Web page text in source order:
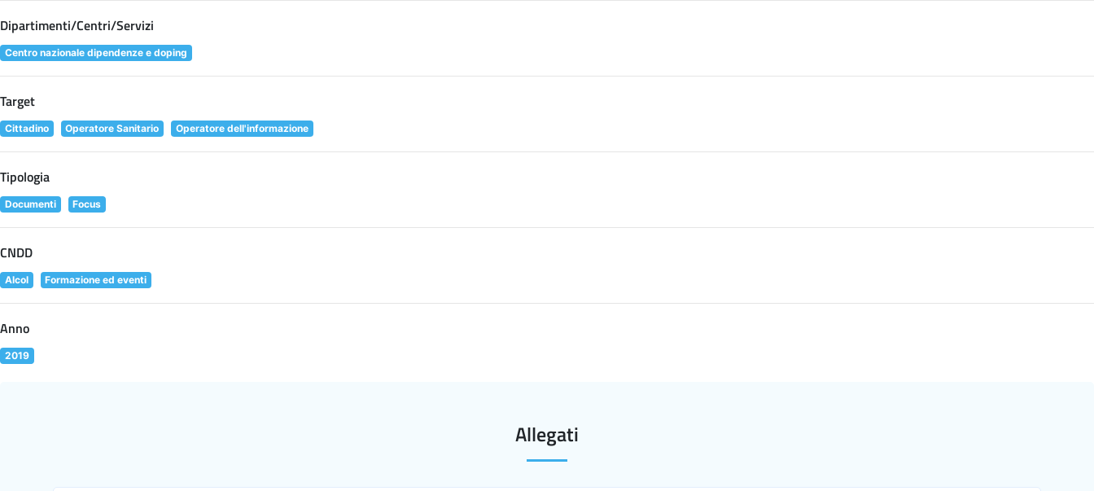
Dipartimenti/Centri/Servizi
Centro nazionale dipendenze e doping
Target
Cittadino Operatore Sanitario Operatore dell'informazione
Tipologia
Documenti Focus
CNDD
Alcol Formazione ed eventi
Anno
2019
Allegati